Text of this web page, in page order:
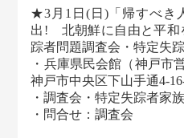
★3月1日(日)「帰すべき
出! 北朝鮮に自由と平
踪者問題調査会・特定失
・兵庫県民会館（神戸市
神戸市中央区下山手通4-16-
・調査会・特定失踪者家
・問合せ：調査会